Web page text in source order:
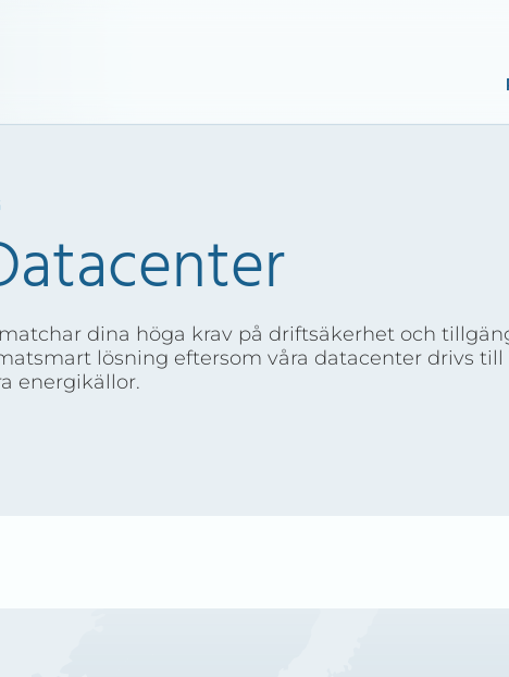
dina höga krav på driftsäkerhet och
lösning eftersom våra datacenter drivs till
energikällor.